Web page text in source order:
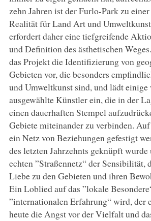
zehn Jahren ist der Furlo-Park zu
Realität für Land Art und
erfordert daher eine tiefgreifende
und Definition des ästhetischen
das Projekt die Identifizierung von
Gebieten vor, die besonders
und Umweltkunst sind, und lädt einige
ausgewählte Künstler ein, die in der
einen dauerhaften Stempel
Gebiete miteinander zu verbinden.
ein Netz von Beziehungen gefestigt
des letzten Jahrzehnts geknüpft
echten ”Straßennetz“ der Sensibilität,
Liebe zu den Gebieten und ihren
Ein Loblied auf das ”lokale
”internationalen Erfahrung“ wird, der
heute die Angst vor der Vielfalt und